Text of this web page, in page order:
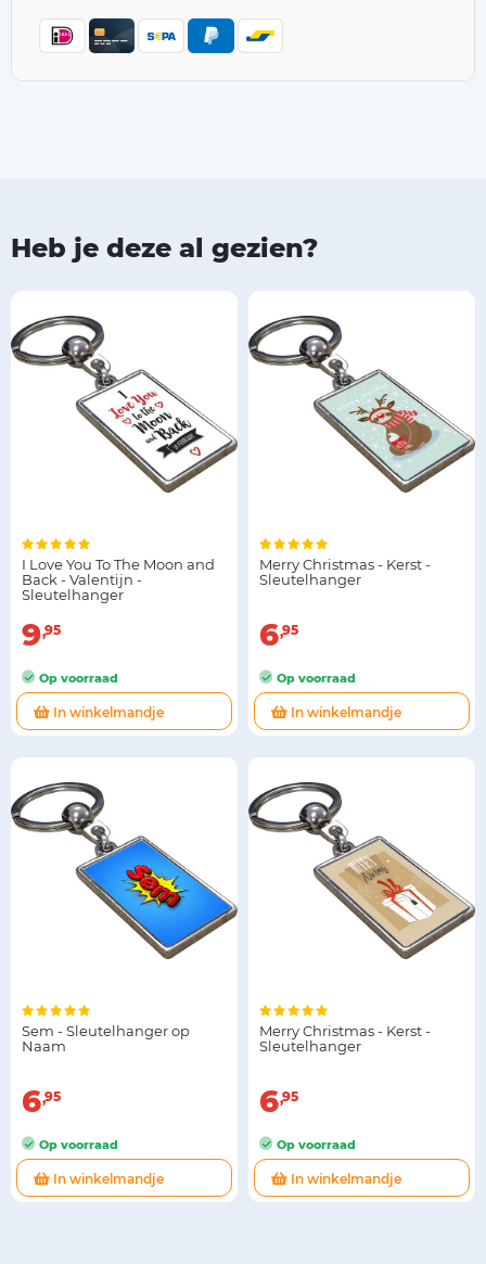
Heb je deze al gezien?
I Love You To The Moon and
Back - Valentijn -
Sleutelhanger
9 95
Op voorraad
In winkelmandje
Merry Christmas - Kerst -
Sleutelhanger
6 95
Op voorraad
In winkelmandje
Sem - Sleutelhanger op
Naam
6 95
Op voorraad
In winkelmandje
Merry Christmas - Kerst -
Sleutelhanger
6 95
Op voorraad
In winkelmandje